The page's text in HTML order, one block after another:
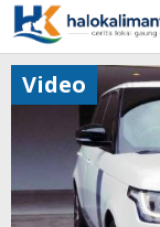
Lewati
ke
konten
Video